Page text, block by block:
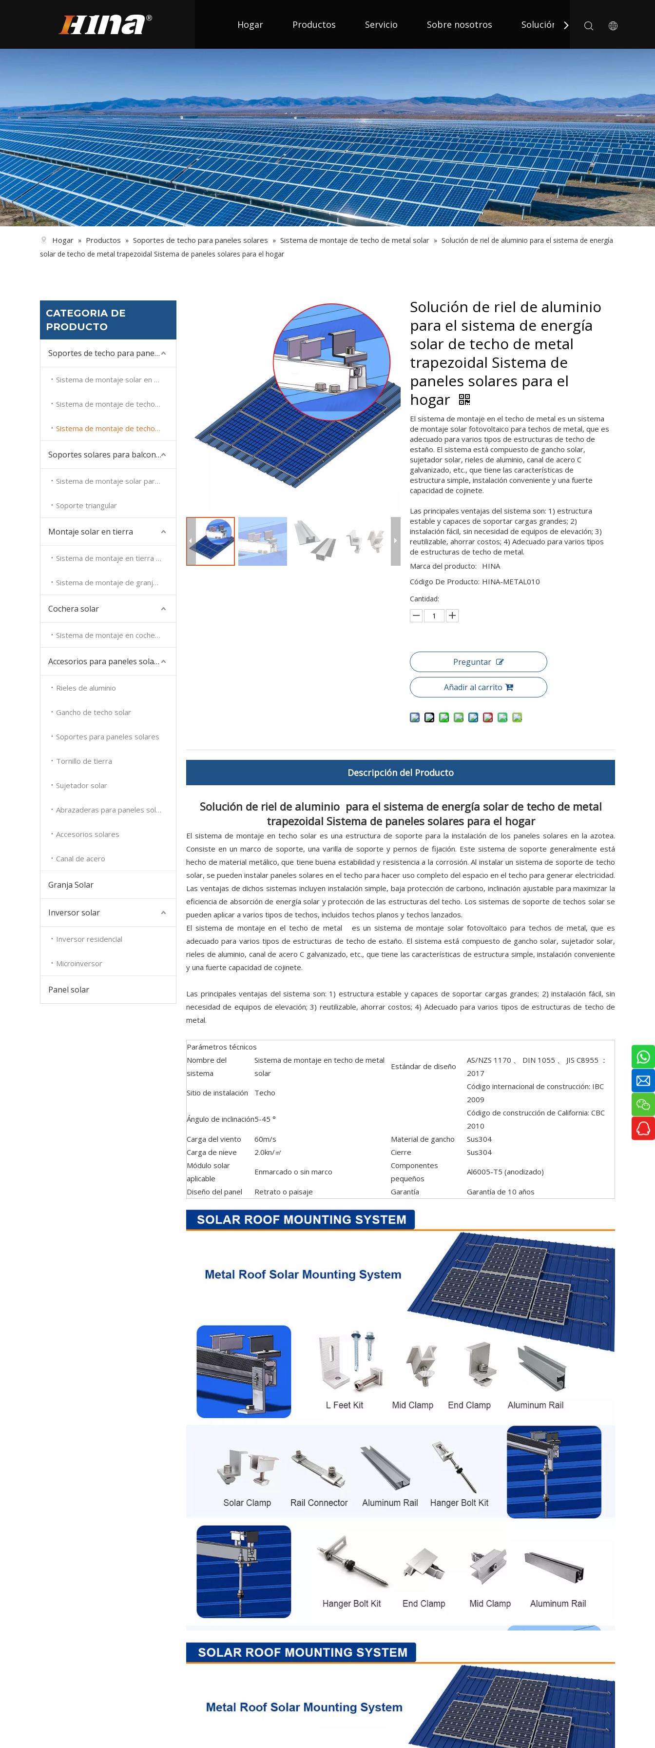
Hogar Productos Servicio Sobre nosotros Solución Solicitud
Hogar » Productos » Soportes de techo para paneles solares » Sistema de montaje de techo de metal solar » Solución de riel de aluminio para el sistema de energía
solar de techo de metal trapezoidal Sistema de paneles solares para el hogar
CATEGORIA DE
PRODUCTO
Soportes de techo para paneles solares
Sistema de montaje solar en techo plano
Sistema de montaje de techo de tejas solares
Sistema de montaje de techo de metal solar
Soportes solares para balcones
Sistema de montaje solar para balcones
Soporte triangular
Montaje solar en tierra
Sistema de montaje en tierra solar
Sistema de montaje de granja solar
Cochera solar
Sistema de montaje en cochera
Accesorios para paneles solares
Rieles de aluminio
Gancho de techo solar
Soportes para paneles solares
Tornillo de tierra
Sujetador solar
Abrazaderas para paneles solares
Accesorios solares
Canal de acero
Granja Solar
Inversor solar
Inversor residencial
Microinversor
Panel solar
Solución de riel de aluminio
para el sistema de energía
solar de techo de metal
trapezoidal Sistema de
paneles solares para el
hogar
El sistema de montaje en el techo de metal es un sistema
de montaje solar fotovoltaico para techos de metal, que es
adecuado para varios tipos de estructuras de techo de
estaño. El sistema está compuesto de gancho solar,
sujetador solar, rieles de aluminio, canal de acero C
galvanizado, etc., que tiene las características de
estructura simple, instalación conveniente y una fuerte
capacidad de cojinete.
Las principales ventajas del sistema son: 1) estructura
estable y capaces de soportar cargas grandes; 2)
instalación fácil, sin necesidad de equipos de elevación; 3)
reutilizable, ahorrar costos; 4) Adecuado para varios tipos
de estructuras de techo de metal.
Marca del producto:
HINA
Código De Producto: HINA-METAL010
Cantidad:
Preguntar
Añadir al carrito
Descripción del Producto
Solución de riel de aluminio para el sistema de energía solar de techo de metal
trapezoidal Sistema de paneles solares para el hogar
El sistema de montaje en techo solar es una estructura de soporte para la instalación de los paneles solares en la azotea.
Consiste en un marco de soporte, una varilla de soporte y pernos de fijación. Este sistema de soporte generalmente está
hecho de material metálico, que tiene buena estabilidad y resistencia a la corrosión. Al instalar un sistema de soporte de techo
solar, se pueden instalar paneles solares en el techo para hacer uso completo del espacio en el techo para generar electricidad.
Las ventajas de dichos sistemas incluyen instalación simple, baja protección de carbono, inclinación ajustable para maximizar la
eficiencia de absorción de energía solar y protección de las estructuras del techo. Los sistemas de soporte de techos solar se
pueden aplicar a varios tipos de techos, incluidos techos planos y techos lanzados.
El sistema de montaje en el techo de metal es un sistema de montaje solar fotovoltaico para techos de metal, que es
adecuado para varios tipos de estructuras de techo de estaño. El sistema está compuesto de gancho solar, sujetador solar,
rieles de aluminio, canal de acero C galvanizado, etc., que tiene las características de estructura simple, instalación conveniente
y una fuerte capacidad de cojinete.
Las principales ventajas del sistema son: 1) estructura estable y capaces de soportar cargas grandes; 2) instalación fácil, sin
necesidad de equipos de elevación; 3) reutilizable, ahorrar costos; 4) Adecuado para varios tipos de estructuras de techo de
metal.
Parámetros técnicos
Nombre del
sistema
Sistema de montaje en techo de metal
solar
Estándar de diseño
AS/NZS 1170 、 DIN 1055 、 JIS C8955 ：
2017
Sitio de instalación
Techo
Código internacional de construcción: IBC
2009
Ángulo de inclinación5-45 °
Código de construcción de California: CBC
2010
Carga del viento
60m/s Material de gancho
Sus304
Carga de nieve
2.0kn/㎡ Cierre
Sus304
Módulo solar
aplicable
Enmarcado o sin marco
Componentes
pequeños
Al6005-T5 (anodizado)
Diseño del panel Retrato o paisaje Garantía Garantía de 10 años